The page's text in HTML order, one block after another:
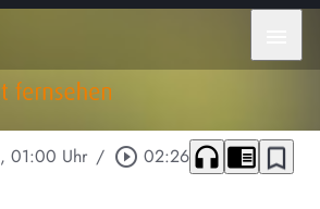
, 01:00 Uhr / play_circle_outline 02:26 headphones chrome_reader_mode bookmark_border